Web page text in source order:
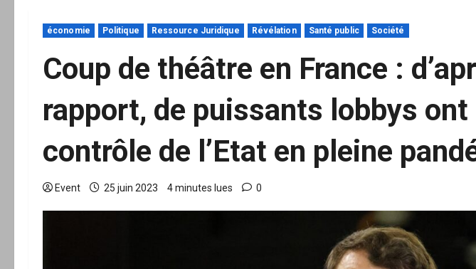
économie Politique Ressource Juridique Révélation Santé public Société
Coup de théâtre en France :
rapport, de puissants lobbys
contrôle de l’Etat en pleine
Event 25 juin 2023 4 minutes lues 0